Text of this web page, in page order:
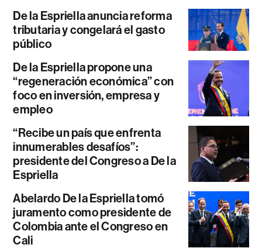
De la Espriella anuncia reforma
tributaria y congelará el gasto
público
De la Espriella propone una
“regeneración económica” con
foco en inversión, empresa y
empleo
“Recibe un país que enfrenta
innumerables desafíos”:
presidente del Congreso a De la
Espriella
Abelardo De la Espriella tomó
juramento como presidente de
Colombia ante el Congreso en
Cali